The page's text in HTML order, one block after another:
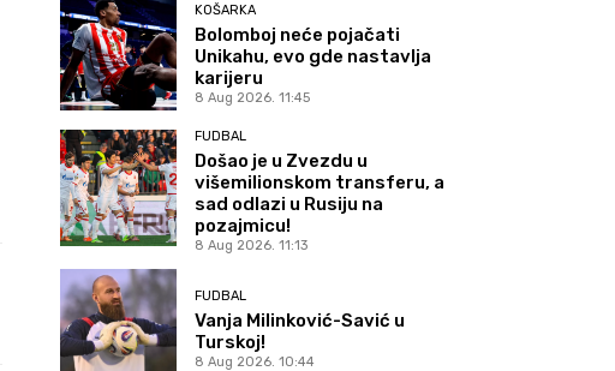
KOŠARKA
Bolomboj neće pojačati
Unikahu, evo gde nastavlja
karijeru
8 Aug 2026. 11:45
FUDBAL
Došao je u Zvezdu u
višemilionskom transferu, a
sad odlazi u Rusiju na
pozajmicu!
8 Aug 2026. 11:13
FUDBAL
Vanja Milinković-Savić u
Turskoj!
8 Aug 2026. 10:44